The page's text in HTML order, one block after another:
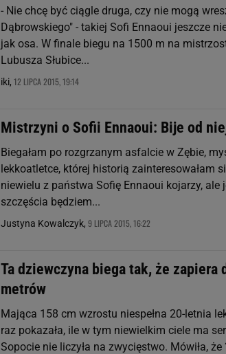
- Nie chcę być ciągle druga, czy nie mogą
Dąbrowskiego" - takiej Sofi Ennaoui jeszcze
jak osa. W finale biegu na 1500 m na
Lubusza Słubice...
iki, 12 LIPCA 2015, 19:14
Mistrzyni o Sofii Ennaoui: Bije od
Biegałam po rozgrzanym asfalcie w Zębie,
lekkoatletce, której historią zainteresowałam
niewielu z państwa Sofię Ennaoui kojarzy, ale
szczęścia będziem...
Justyna Kowalczyk, 9 LIPCA 2015, 16:22
Ta dziewczyna biega tak, że zapiera
metrów
Mająca 158 cm wzrostu niespełna 20-letnia
raz pokazała, ile w tym niewielkim ciele ma
Sopocie nie liczyła na zwycięstwo. Mówiła,